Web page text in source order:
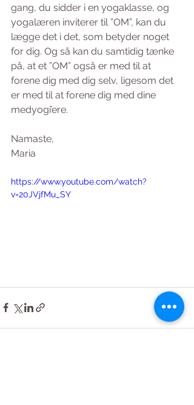
gang, du sidder i en yogaklasse, og
yogalæren inviterer til ”OM”, kan du
lægge det i det, som betyder noget
for dig. Og så kan du samtidig tænke
på, at et ”OM” også er med til at
forene dig med dig selv, ligesom det
er med til at forene dig med dine
medyogi’ere.
Namaste,
Maria
https://www.youtube.com/watch?
v=20JVjfMu_SY